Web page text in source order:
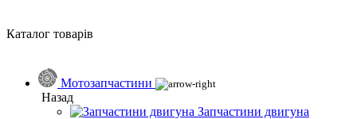
Каталог товарів
Мотозапчастини
Назад
Запчастини двигуна